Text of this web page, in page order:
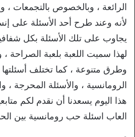
الرائعة ، وبالخصوص بالتجمعات ،
لأنه وعند طرح أحد الأسئلة على
يجاوب على تلك الأسئلة بكل
لهذا سميت اللعبة بلعبة الصراحة ،
وطرق متنوعة ، كما تختلف أسئلتها
الرومانسية ، والأسئلة المحرجة ،
هذا اليوم يسعدنا أن نقدم لكم
العاب اسئلة حب رومانسية بين